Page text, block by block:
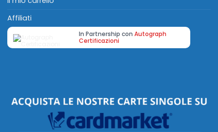
Affiliati
In Partnership con Autograph
Certificazioni